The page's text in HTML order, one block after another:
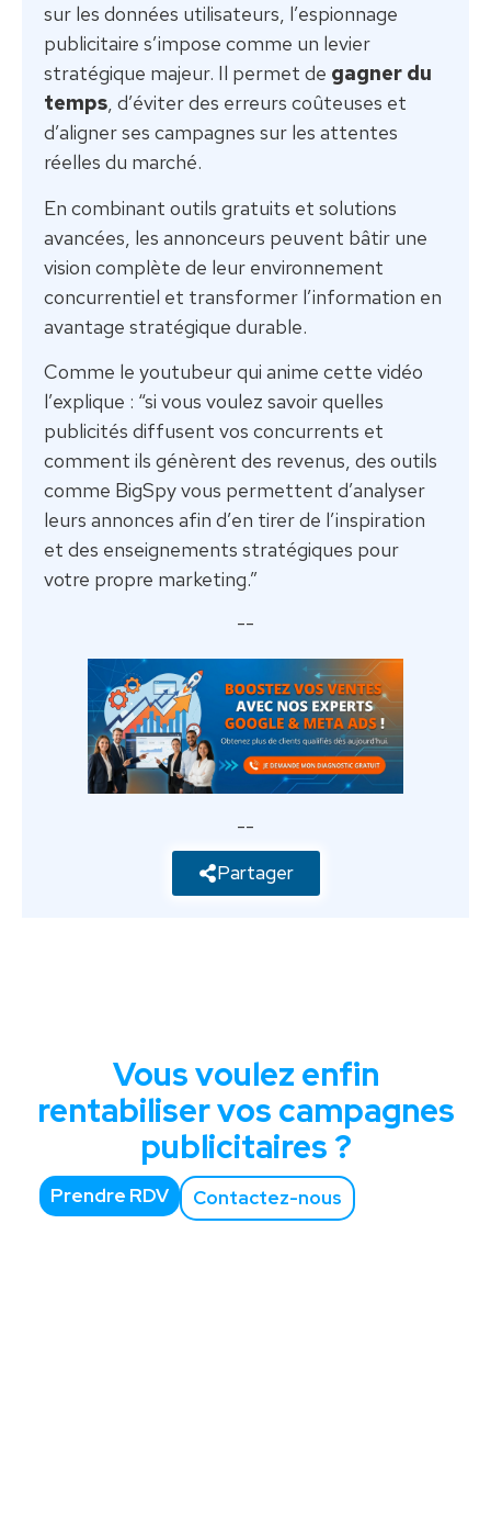
sur les données utilisateurs, l’espionnage
publicitaire s’impose comme un levier
stratégique majeur. Il permet de gagner du
temps, d’éviter des erreurs coûteuses et
d’aligner ses campagnes sur les attentes
réelles du marché.
En combinant outils gratuits et solutions
avancées, les annonceurs peuvent bâtir une
vision complète de leur environnement
concurrentiel et transformer l’information en
avantage stratégique durable.
Comme le youtubeur qui anime cette vidéo
l’explique : “si vous voulez savoir quelles
publicités diffusent vos concurrents et
comment ils génèrent des revenus, des outils
comme BigSpy vous permettent d’analyser
leurs annonces afin d’en tirer de l’inspiration
et des enseignements stratégiques pour
votre propre marketing.”
--
--
Partager
Vous voulez enfin
rentabiliser vos campagnes
publicitaires ?
Prendre RDV Contactez-nous